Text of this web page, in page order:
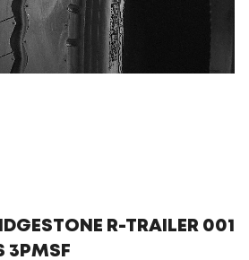
R-TRAILER 001
3PMSF